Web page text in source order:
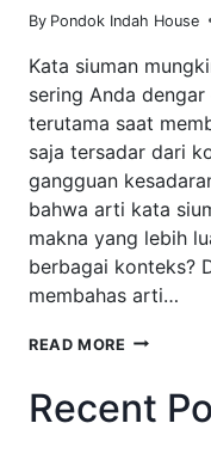
By Pondok Indah House
Kata siuman
sering Anda
terutama saat
saja tersadar dari
gangguan
bahwa arti kata
makna yang lebih
berbagai konteks?
membahas arti…
READ MORE ARTI
MAKNA,
Recent